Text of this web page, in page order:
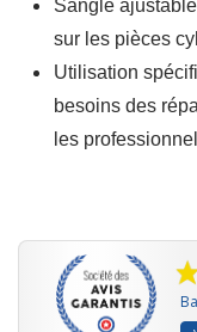
Sangle
sur les pièces
Utilisation
besoins des
les